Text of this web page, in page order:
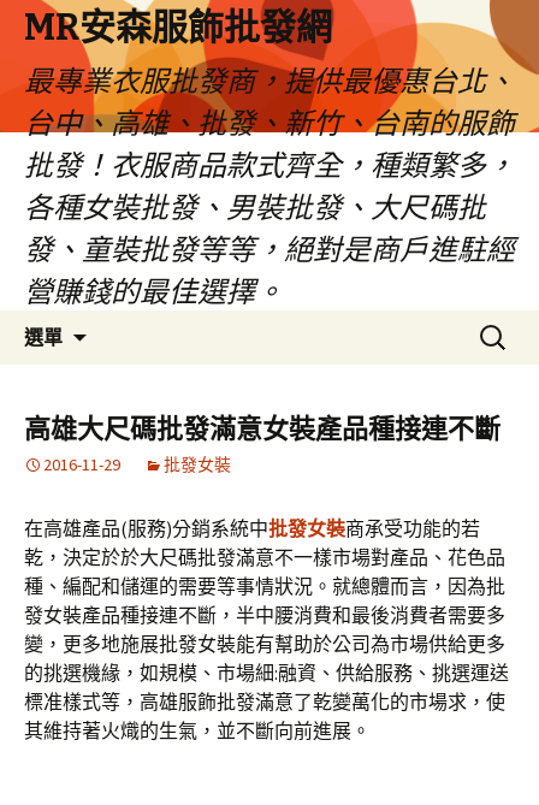
MR安森服飾批發網
最專業衣服批發商，提供最優惠台北、
台中、高雄、批發、新竹、台南的服飾
批發！衣服商品款式齊全，種類繁多，
各種女裝批發、男裝批發、大尺碼批
發、童裝批發等等，絕對是商戶進駐經
營賺錢的最佳選擇。
選單
容
區
搜
尋
鍵
字:
高雄大尺碼批發滿意女裝產品種接連不斷
2016-11-29 批發女裝
在高雄產品(服務)分銷系統中批發女裝商承受功能的若
乾，決定於於大尺碼批發滿意不一樣市場對產品、花色品
種、編配和儲運的需要等事情狀況。就總體而言，因為批
發女裝產品種接連不斷，半中腰消費和最後消費者需要多
變，更多地施展批發女裝能有幫助於公司為市場供給更多
的挑選機緣，如規模、市場細:融資、供給服務、挑選運送
標准樣式等，高雄服飾批發滿意了乾變萬化的市場求，使
其維持著火熾的生氣，並不斷向前進展。